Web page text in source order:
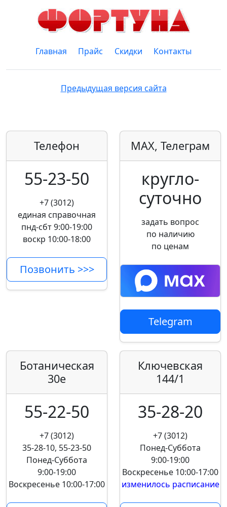
Главная Прайс Скидки Контакты
Предыдущая версия сайта
Телефон
55-23-50
+7 (3012)
единая справочная
пнд-сбт 9:00-19:00
воскр 10:00-18:00
Позвонить >>>
MAX, Телеграм
кругло­
суточно
задать вопрос
по наличию
по ценам
Telegram
Ботаническая
30е
55-22-50
+7 (3012)
35-28-10, 55-23-50
Понед-Суббота
9:00-19:00
Воскресенье 10:00-17:00
Ключевская
144/1
35-28-20
+7 (3012)
Понед-Суббота
9:00-19:00
Воскресенье 10:00-17:00
изменилось расписание